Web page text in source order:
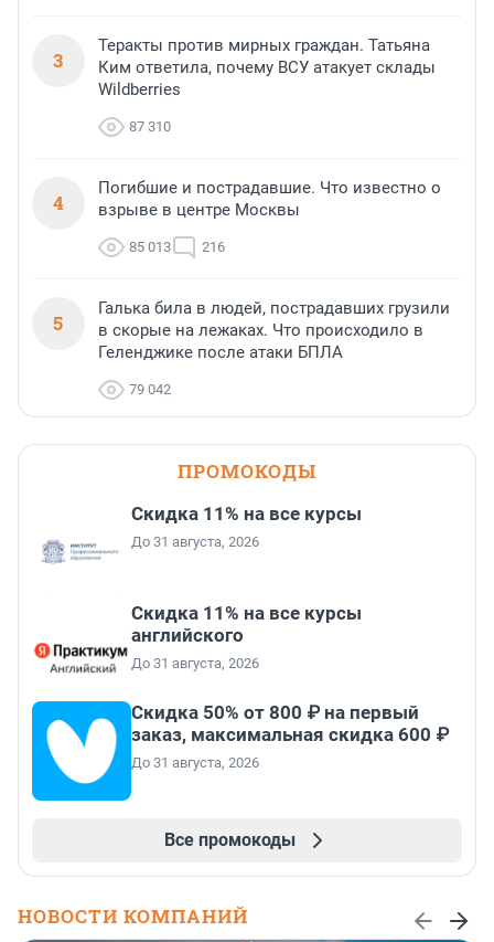
3
Теракты против мирных граждан. Татьяна
Ким ответила, почему ВСУ атакует склады
Wildberries
87 310
4
Погибшие и пострадавшие. Что известно о
взрыве в центре Москвы
85 013 216
5
Галька била в людей, пострадавших грузили
в скорые на лежаках. Что происходило в
Геленджике после атаки БПЛА
79 042
ПРОМОКОДЫ
Скидка 11% на все курсы
До 31 августа, 2026
Скидка 11% на все курсы
английского
До 31 августа, 2026
Скидка 50% от 800 ₽ на первый
заказ, максимальная скидка 600 ₽
До 31 августа, 2026
Все промокоды
НОВОСТИ КОМПАНИЙ